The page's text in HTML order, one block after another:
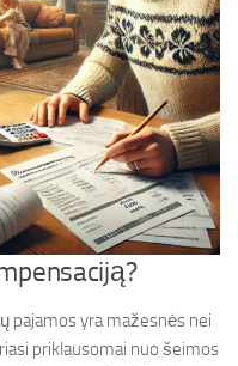
pajamos yra mažesnės nei
priklausomai nuo šeimos